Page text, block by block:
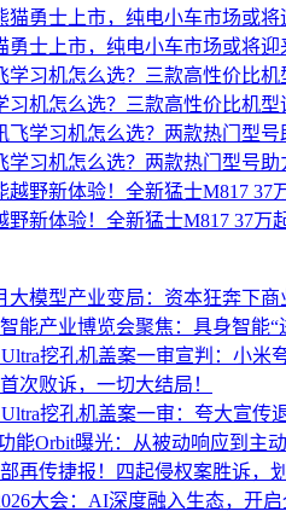
勇士上市，纯电小车市场或将迎
习机怎么选？三款高性价比机型
学习机怎么选？两款热门型号
野新体验！全新猛士M817 37万
大模型产业变局：资本狂奔下
能产业博览会聚焦：具身智能
挖孔机盖案一审宣判：小米
次败诉，一切大结局！
挖孔机盖案一审：夸大宣传
能Orbit曝光：从被动响应到主
再传捷报！四起侵权案胜诉，
大会：AI深度融入生态，开